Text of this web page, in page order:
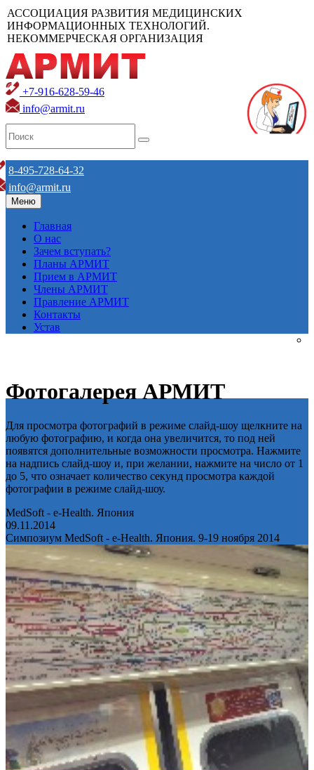
АССОЦИАЦИЯ РАЗВИТИЯ МЕДИЦИНСКИХ
ИНФОРМАЦИОННЫХ ТЕХНОЛОГИЙ.
НЕКОММЕРЧЕСКАЯ ОРГАНИЗАЦИЯ
+7-916-628-59-46
info@armit.ru
8-495-728-64-32
info@armit.ru
Меню
Главная
О нас
Зачем вступать?
Планы АРМИТ
Прием в АРМИТ
Члены АРМИТ
Правление АРМИТ
Контакты
Устав
Фотогалерея АРМИТ
Для просмотра фотографий в режиме слайд-шоу щелкните на
любую фотографию, и когда она увеличится, то под ней
появятся дополнительные возможности просмотра. Нажмите
на надпись слайд-шоу и, при желании, нажмите на число от 1
до 5, что означает количество секунд просмотра каждой
фотографии в режиме слайд-шоу.
MedSoft - e-Health. Япония
09.11.2014
Симпозиум MedSoft - e-Health. Япония. 9-19 ноября 2014